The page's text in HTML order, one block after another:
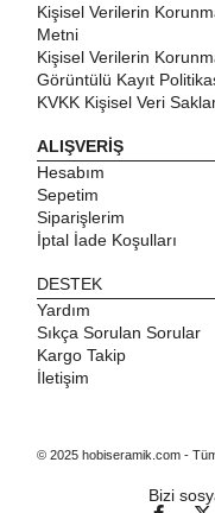
Kişisel Verilerin
Metni
Kişisel Verilerin
Görüntülü Kayıt
KVKK Kişisel Veri
ALIŞVERİŞ
Hesabım
Sepetim
Siparişlerim
İptal İade Koşulları
DESTEK
Yardım
Sıkça Sorulan Sorular
Kargo Takip
İletişim
© 2025 hobiseramik.com - Tüm
Bizi